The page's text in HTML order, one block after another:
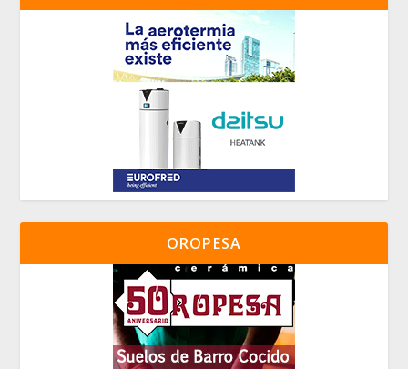
OROPESA